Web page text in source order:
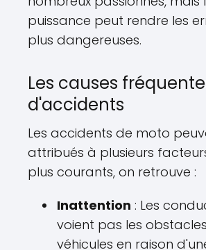
puissance peut rendre les
plus dangereuses.
Les causes
d'accidents
Les accidents de moto
attribués à plusieurs
plus courants, on retrouve :
Inattention : Les
voient pas les
véhicules en raison